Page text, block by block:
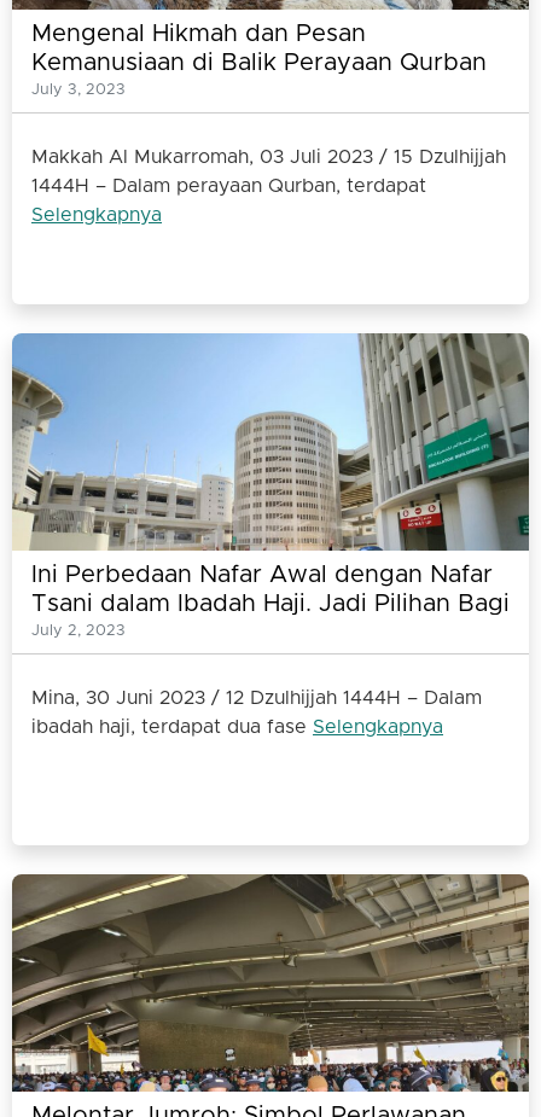
Mengenal Hikmah dan Pesan
Kemanusiaan di Balik Perayaan Qurban
July 3, 2023
Makkah Al Mukarromah, 03 Juli 2023 / 15 Dzulhijjah
1444H – Dalam perayaan Qurban, terdapat
Selengkapnya
Ini Perbedaan Nafar Awal dengan Nafar
Tsani dalam Ibadah Haji. Jadi Pilihan Bagi
Para Jamaah Ketika di Mina
July 2, 2023
Mina, 30 Juni 2023 / 12 Dzulhijjah 1444H – Dalam
ibadah haji, terdapat dua fase Selengkapnya